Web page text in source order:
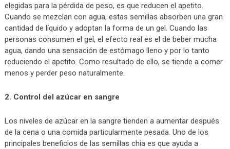
elegidas para la pérdida de peso, es que reducen el apetito.
Cuando se mezclan con agua, estas semillas absorben una gran
cantidad de líquido y adoptan la forma de un gel. Cuando las
personas consumen el gel, el efecto real es el de beber mucha
agua, dando una sensación de estómago lleno y por lo tanto
reduciendo el apetito. Como resultado de ello, se tiende a comer
menos y perder peso naturalmente.
2. Control del azúcar en sangre
Los niveles de azúcar en la sangre tienden a aumentar después
de la cena o una comida particularmente pesada. Uno de los
principales beneficios de las semillas chia es que ayuda a